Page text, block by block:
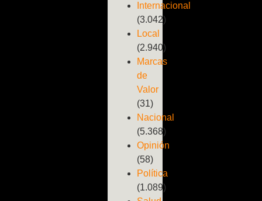
Internacional
(3.042)
Local
(2.940)
Marcas
de
Valor
(31)
Nacional
(5.368)
Opinión
(58)
Política
(1.089)